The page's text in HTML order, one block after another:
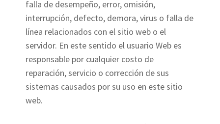
falla de desempeño, error, omisión,
interrupción, defecto, demora, virus o falla de
línea relacionados con el sitio web o el
servidor. En este sentido el usuario Web es
responsable por cualquier costo de
reparación, servicio o corrección de sus
sistemas causados por su uso en este sitio
web.